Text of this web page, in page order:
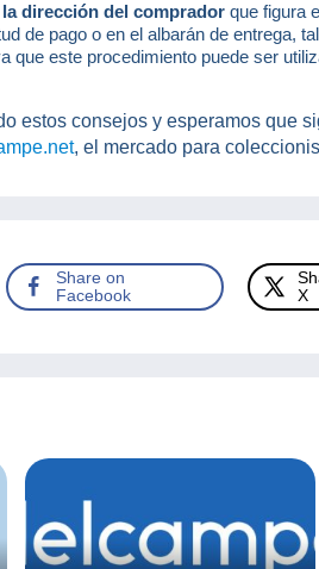
dirección del comprador que figura
de pago o en el albarán de entrega,
que este procedimiento puede ser
estos consejos y esperamos que
, el mercado para
Share on
Facebook
X